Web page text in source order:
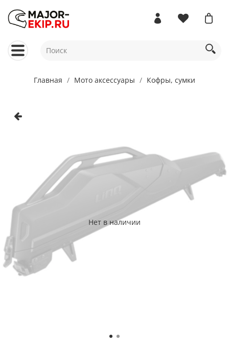
Главная Мото аксессуары Кофры, сумки
Нет в наличии